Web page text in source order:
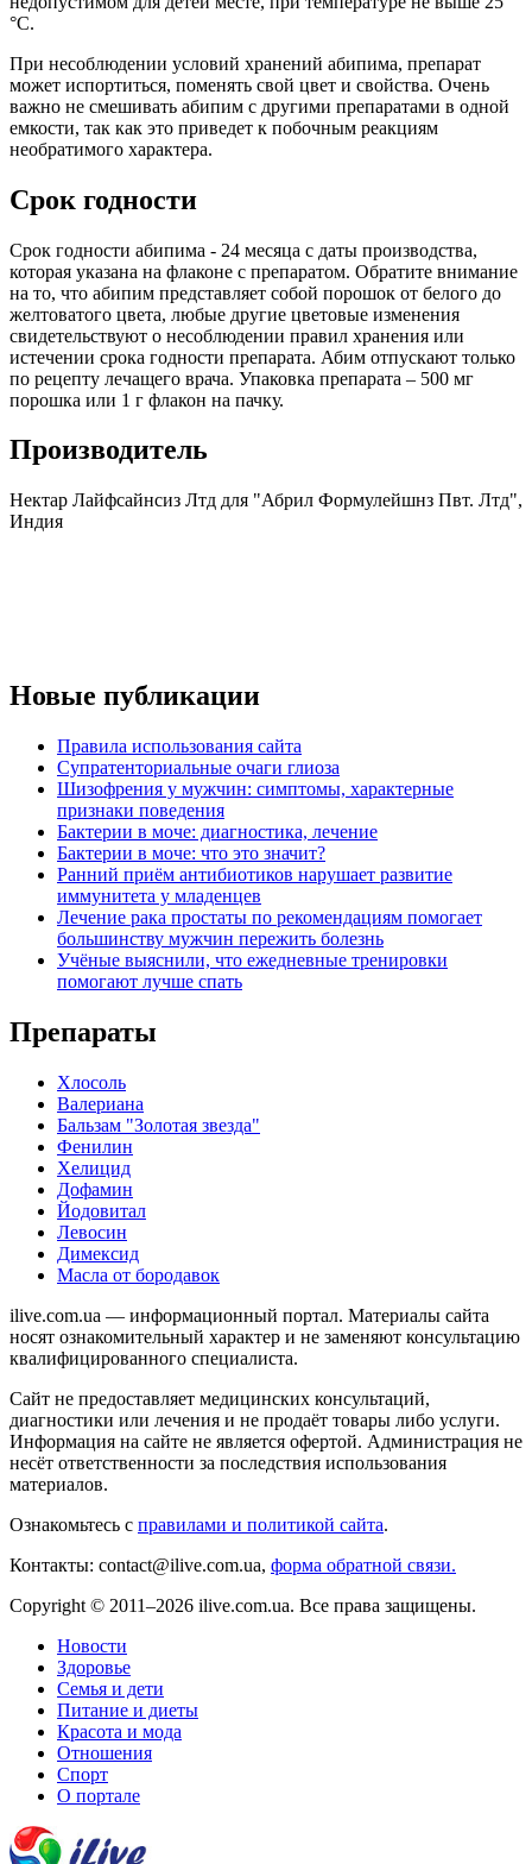
°С.
При несоблюдении условий хранений абипима, препарат
может испортиться, поменять свой цвет и свойства. Очень
важно не смешивать абипим с другими препаратами в одной
емкости, так как это приведет к побочным реакциям
необратимого характера.
Срок годности
Срок годности абипима - 24 месяца с даты производства,
которая указана на флаконе с препаратом. Обратите внимание
на то, что абипим представляет собой порошок от белого до
желтоватого цвета, любые другие цветовые изменения
свидетельствуют о несоблюдении правил хранения или
истечении срока годности препарата. Абим отпускают только
по рецепту лечащего врача. Упаковка препарата – 500 мг
порошка или 1 г флакон на пачку.
Производитель
Нектар Лайфсайнсиз Лтд для "Абрил Формулейшнз Пвт. Лтд",
Индия
Новые публикации
Правила использования сайта
Супратенториальные очаги глиоза
Шизофрения у мужчин: симптомы, характерные
признаки поведения
Бактерии в моче: диагностика, лечение
Бактерии в моче: что это значит?
Ранний приём антибиотиков нарушает развитие
иммунитета у младенцев
Лечение рака простаты по рекомендациям помогает
большинству мужчин пережить болезнь
Учёные выяснили, что ежедневные тренировки
помогают лучше спать
Препараты
Хлосоль
Валериана
Бальзам "Золотая звезда"
Фенилин
Хелицид
Дофамин
Йодовитал
Левосин
Димексид
Масла от бородавок
ilive.com.ua — информационный портал. Материалы сайта
носят ознакомительный характер и не заменяют консультацию
квалифицированного специалиста.
Сайт не предоставляет медицинских консультаций,
диагностики или лечения и не продаёт товары либо услуги.
Информация на сайте не является офертой. Администрация не
несёт ответственности за последствия использования
материалов.
Ознакомьтесь с правилами и политикой сайта.
Контакты: contact@ilive.com.ua, форма обратной связи.
Copyright © 2011–2026 ilive.com.ua. Все права защищены.
Новости
Здоровье
Семья и дети
Питание и диеты
Красота и мода
Отношения
Спорт
О портале